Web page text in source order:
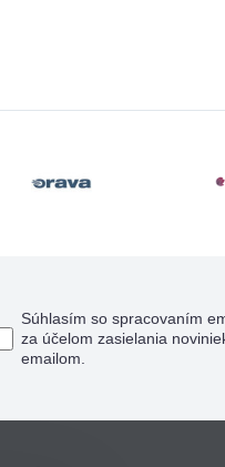
Súhlasím so spracovaním
za účelom zasielania
emailom.